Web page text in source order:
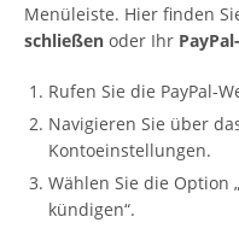
Menüleiste. Hier finden
schließen oder Ihr
Rufen Sie die PayPal-
Navigieren Sie über
Kontoeinstellungen.
Wählen Sie die Option
kündigen“.